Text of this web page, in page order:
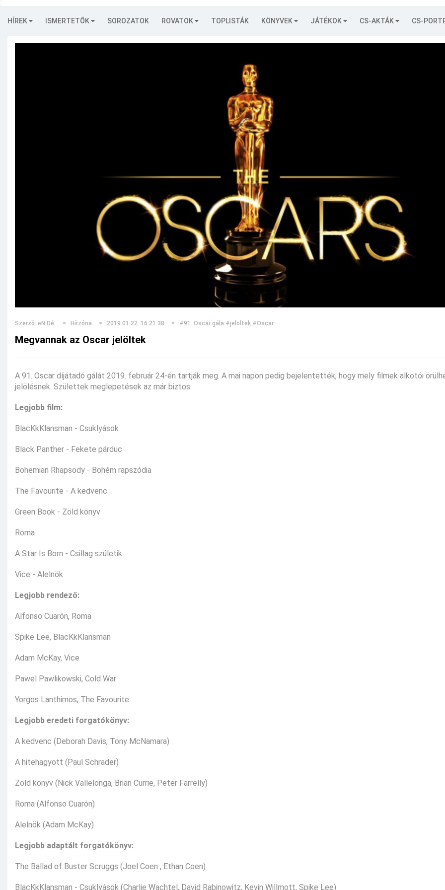
HÍREK ISMERTETŐK SOROZATOK ROVATOK TOPLISTÁK KÖNYVEK JÁTÉKOK CS-AKTÁK CS-
Szerző: eN.Dé. Hírzóna 2019.01.22. 16:21:38 #91. Oscar gála #jelöltek #Oscar
Megvannak az Oscar jelöltek
A 91. Oscar díjátadó gálát 2019. február 24-én tartják meg. A mai napon pedig bejelentették, hogy mely filmek alkotói
jelölésnek. Születtek meglepetések az már biztos.
Legjobb film:
BlacKkKlansman - Csuklyások
Black Panther - Fekete párduc
Bohemian Rhapsody - Bohém rapszódia
The Favourite - A kedvenc
Green Book - Zöld könyv
Roma
A Star Is Born - Csillag születik
Vice - Alelnök
Legjobb rendező:
Alfonso Cuarón, Roma
Spike Lee, BlacKkKlansman
Adam McKay, Vice
Pawel Pawlikowski, Cold War
Yorgos Lanthimos, The Favourite
Legjobb eredeti forgatókönyv:
A kedvenc (Deborah Davis, Tony McNamara)
A hitehagyott (Paul Schrader)
Zöld könyv (Nick Vallelonga, Brian Currie, Peter Farrelly)
Roma (Alfonso Cuarón)
Alelnök (Adam McKay)
Legjobb adaptált forgatókönyv:
The Ballad of Buster Scruggs (Joel Coen , Ethan Coen)
BlacKkKlansman - Csuklyások (Charlie Wachtel, David Rabinowitz, Kevin Willmott, Spike Lee)